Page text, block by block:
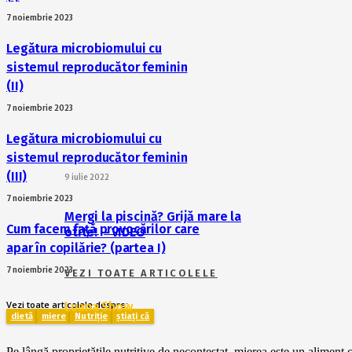
9 iulie 2022
Mergi la piscină? Grijă mare la
otite! – VIDEO
VEZI TOATE ARTICOLELE
Luana Show
7 noiembrie 2023
Legătura microbiomului cu
sistemul reproducător feminin
(II)
7 noiembrie 2023
Legătura microbiomului cu
sistemul reproducător feminin
(III)
7 noiembrie 2023
Cum facem față provocărilor care
apar în copilărie? (partea I)
7 noiembrie 2023
Vezi toate articolele despre:
dietă miere Nutriție știați că